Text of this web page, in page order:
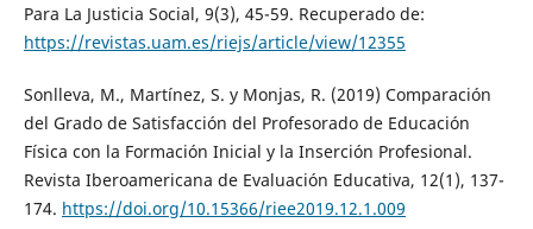
Para La Justicia Social, 9(3), 45-59. Recuperado de:
https://revistas.uam.es/riejs/article/view/12355
Sonlleva, M., Martínez, S. y Monjas, R. (2019) Comparación
del Grado de Satisfacción del Profesorado de Educación
Física con la Formación Inicial y la Inserción Profesional.
Revista Iberoamericana de Evaluación Educativa, 12(1), 137-
174. https://doi.org/10.15366/riee2019.12.1.009